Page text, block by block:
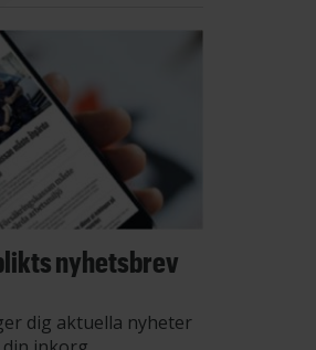
nyhetsbrev
dig aktuella nyheter